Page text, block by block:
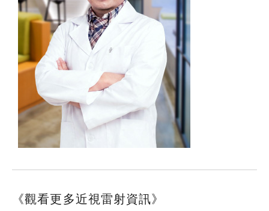
《觀看更多近視雷射資訊》